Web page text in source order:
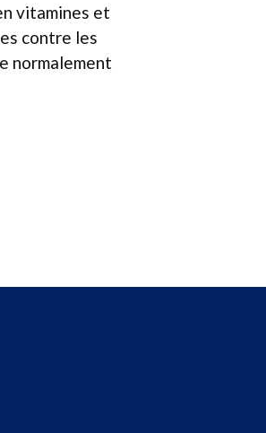
vitamines et
contre les
normalement